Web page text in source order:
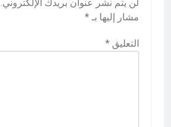
لن يتم نشر عنوان بريدك الإلكتروني.
مشار إليها بـ *
التعليق *